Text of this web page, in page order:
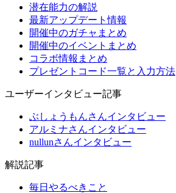
潜在能力の解説
最新アップデート情報
開催中のガチャまとめ
開催中のイベントまとめ
コラボ情報まとめ
プレゼントコード一覧と入力方法
ユーザーインタビュー記事
ぶしょうもんさんインタビュー
アルミナさんインタビュー
nullunさんインタビュー
解説記事
毎日やるべきこと